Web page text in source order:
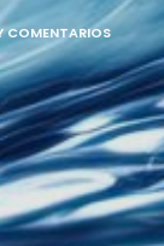
COMENTARIOS